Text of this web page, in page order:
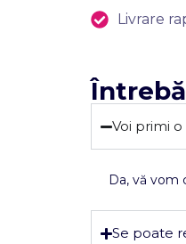
Livrare
Voi primi
Da, vă vom
Se poate